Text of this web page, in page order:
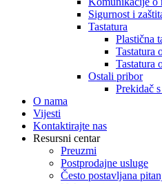
Sigurnost i
Tastatura
Plastična
Tastatura
Tastatura
Ostali pribor
Prekidač
O nama
Vijesti
Kontaktirajte nas
Resursni centar
Preuzmi
Postprodajne usluge
Često postavljana